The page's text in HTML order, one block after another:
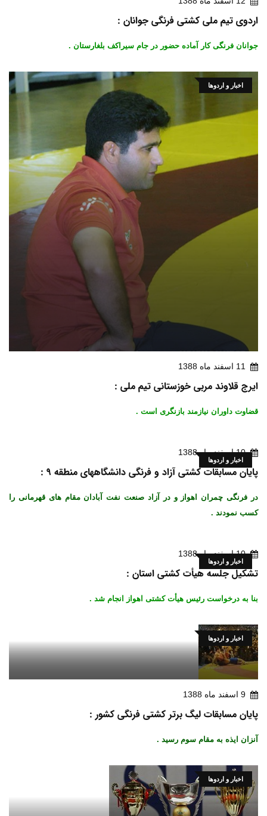
اردوی تیم ملی کشتی فرنگی جوانان :
جوانان فرنگی کار آماده حضور در جام سیراکف بلغارستان .
اخبار و اردوها
11 اسفند ماه 1388
ایرج قلاوند مربی خوزستانی تیم ملی :
قضاوت داوران نیازمند بازنگری است .
اخبار و اردوها
10 اسفند ماه 1388
پایان مسابقات کشتی آزاد و فرنگی دانشگاههای منطقه 9 :
در فرنگی چمران اهواز و در آزاد صنعت نفت آبادان مقام های قهرمانی را
کسب نمودند .
اخبار و اردوها
10 اسفند ماه 1388
تشکیل جلسه هیأت کشتی استان :
بنا به درخواست رئیس هیأت کشتی اهواز انجام شد .
اخبار و اردوها
9 اسفند ماه 1388
پایان مسابقات لیگ برتر کشتی فرنگی کشور :
آنزان ایذه به مقام سوم رسید .
اخبار و اردوها